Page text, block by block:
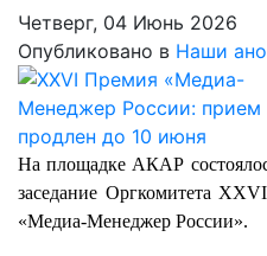
Четверг, 04 Июнь 2026
Опубликовано в Наши
На площадке АКАР
заседание Оргкомитета
«Медиа-Менеджер России».